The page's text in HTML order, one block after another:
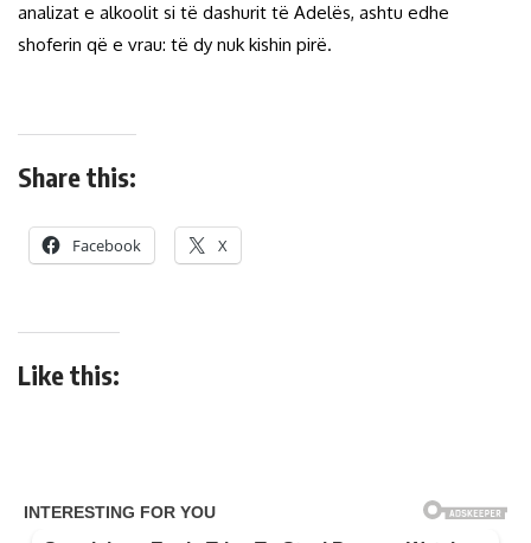
analizat e alkoolit si të dashurit të Adelës, ashtu edhe
shoferin që e vrau: të dy nuk kishin pirë.
Share this:
Facebook X
Like this: